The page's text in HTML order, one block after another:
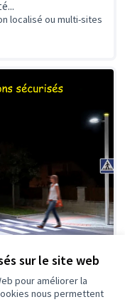
sur le site web
pour améliorer la
nous permettent
localisé ou multi-sites
éclairés